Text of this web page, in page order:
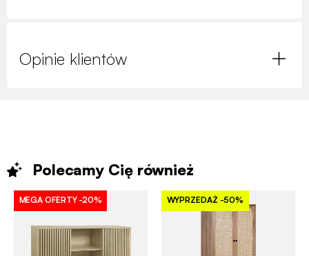
Opinie klientów
Polecamy Cię również
MEGA OFERTY -20% WYPRZEDAŻ -50%